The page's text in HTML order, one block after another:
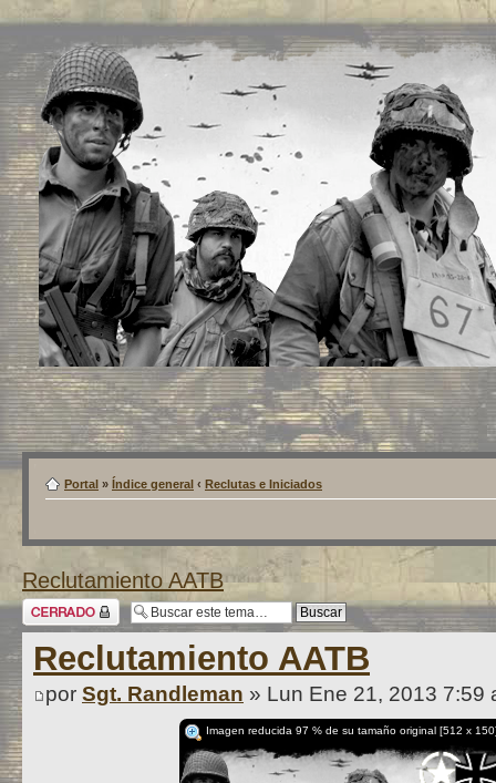
Portal » Índice general ‹ Reclutas e Iniciados
Reclutamiento AATB
Tema cerrado
Reclutamiento AATB
por Sgt. Randleman » Lun Ene 21, 2013 7:59
Imagen reducida 97 % de su tamaño original [512 x